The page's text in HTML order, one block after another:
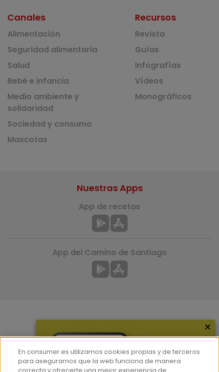
Canales
Alimentación
Seguridad alimentaria
Salud
Bebé e infancia
Medio ambiente y
solidaridad
Sociedad y consumo
Mascotas
Recursos
Revista
Guías
Infografías
Vídeos
Monográficos
Hemeroteca
Nuestras Apps
App de recetas
App del Camino de Santiago
×
En consumer.es utilizamos cookies propias y de terceros
para asegurarnos que la web funciona de manera